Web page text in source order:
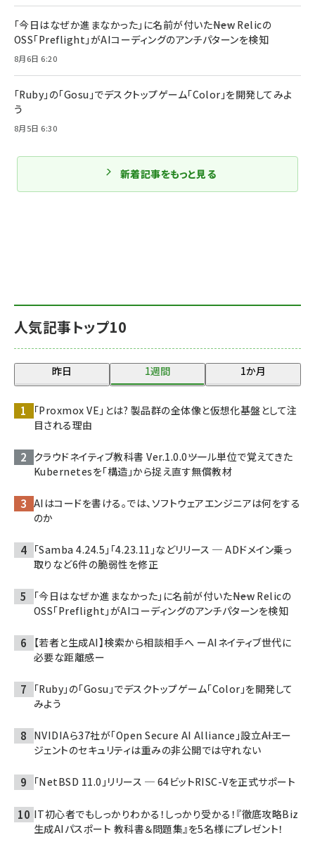
人気記事トップ10
昨日 1週間 1か月
「Proxmox VE」とは? 製品群の全体像と仮想化基盤として注
目される理由
クラウドネイティブ教科書 Ver.1.0.0――ツール単位で覚えてきた
Kubernetesを「構造」から捉え直す無償教材
AIはコードを書ける。では、ソフトウェアエンジニアは何をする
のか
「Samba 4.24.5」「4.23.11」などリリース ─ ADドメイン乗っ
取りなど6件の脆弱性を修正
「今日はなぜか進まなかった」に名前が付いた――New Relicの
OSS「Preflight」がAIコーディングのアンチパターンを検知
【若者と生成AI】検索から相談相手へ ーAIネイティブ世代に
必要な距離感ー
「Ruby」の「Gosu」でデスクトップゲーム「Color」を開発して
みよう
NVIDIAら37社が「Open Secure AI Alliance」設立――AIエー
ジェントのセキュリティは重みの非公開では守れない
「NetBSD 11.0」リリース ─ 64ビットRISC-Vを正式サポート
IT初心者でもしっかりわかる！しっかり受かる！『徹底攻略Biz
生成AIパスポート 教科書＆問題集』を5名様にプレゼント！
「今日はなぜか進まなかった」に名前が付いた――New Relicの
OSS「Preflight」がAIコーディングのアンチパターンを検知
8月6日 6:20
「Ruby」の「Gosu」でデスクトップゲーム「Color」を開発してみよ
う
8月5日 6:30
新着記事をもっと見る